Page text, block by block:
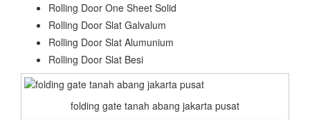
Rolling Door One Sheet Solid
Rolling Door Slat Galvalum
Rolling Door Slat Alumunium
Rolling Door Slat Besi
folding gate tanah abang jakarta pusat